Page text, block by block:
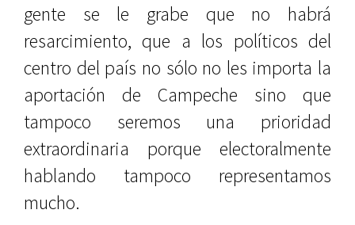
gente se le grabe que no habrá
resarcimiento, que a los políticos del
centro del país no sólo no les importa la
aportación de Campeche sino que
tampoco seremos una prioridad
extraordinaria porque electoralmente
hablando tampoco representamos
mucho.